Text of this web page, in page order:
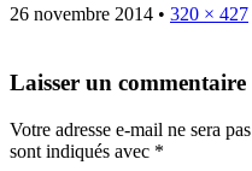
26 novembre 2014 • 320 × 427
Laisser un commentaire
Votre adresse e-mail ne sera
sont indiqués avec *